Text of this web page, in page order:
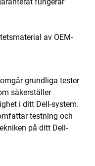
fungerar
av OEM-
grundliga tester
säkerställer
i ditt Dell-system.
testning och
på ditt Dell-